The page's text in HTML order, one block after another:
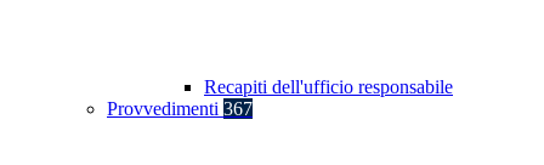
Recapiti dell'ufficio responsabile
Provvedimenti 367